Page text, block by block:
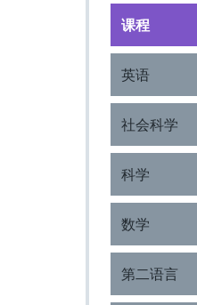
课程
英语
社会科学
科学
数学
第二语言